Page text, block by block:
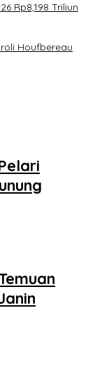
Rp8,198 Triliun
Houfbereau